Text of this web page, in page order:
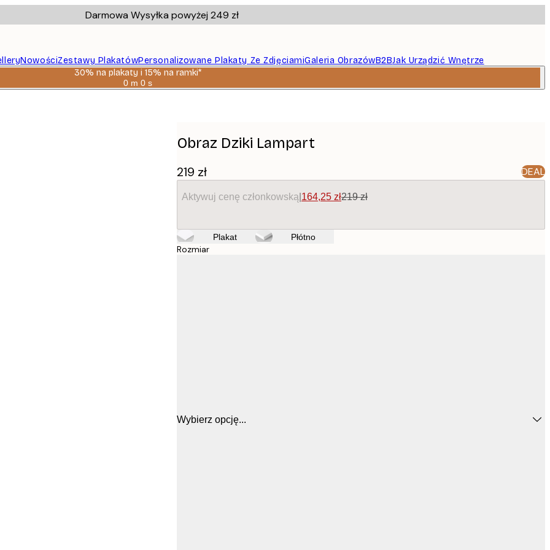
Darmowa Wysyłka powyżej 249 zł
NowościZestawy PlakatówPersonalizowane Plakaty Ze ZdjęciamiGaleria ObrazówB2BJak Urządzić Wnętrze
30% na plakaty i 15% na ramki*
0 m 0 s
Ważny
Obraz Dziki Lampart
219 zł DEAL
Aktywuj cenę członkowską 164,25 zł219 zł
Plakat Płótno
Rozmiar
Wybierz opcję...